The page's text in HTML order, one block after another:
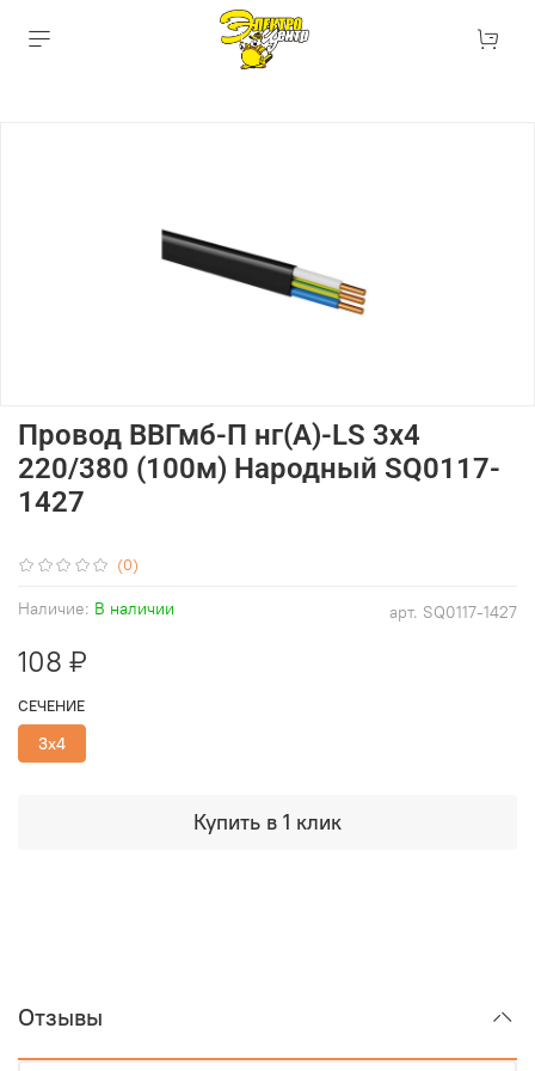
(0)
арт. SQ0117-1427
Наличие: В наличии
Провод ВВГмб-П нг(А)-LS 3х4
220/380 (100м) Народный SQ0117-
1427
108 ₽
Купить в 1 клик
СЕЧЕНИЕ
3х4
Отзывы